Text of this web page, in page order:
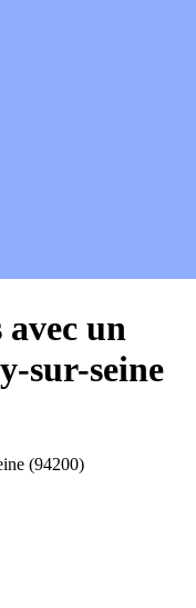
avec un
sur-seine
(94200)